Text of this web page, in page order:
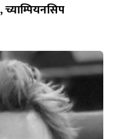
च्याम्पियनसिप